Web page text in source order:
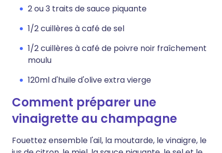
2 ou 3 traits de sauce piquante
1/2 cuillères à café de sel
1/2 cuillères à café de poivre noir fraîchement
moulu
120ml d'huile d'olive extra vierge
Comment préparer une
vinaigrette au champagne
Fouettez ensemble l'ail, la moutarde, le vinaigre, le